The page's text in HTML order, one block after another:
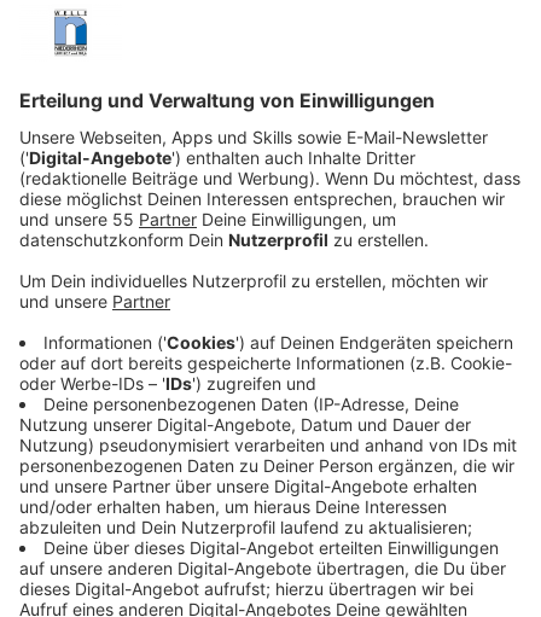
Flippern, was das Zeug hält. So manch einer kommt bei
auch sehr gut auf alten Windows-PC-Versionen
gespielt werden konnte, ins Schwärmen. Und der ein
oder andere lebt dieses Spiel - das eigentlich gar nicht
Flipper, sondern Pinball heißt - immer noch.
Beispielsweise Heiko Hagedorn, der mit vier weiteren
Anzeige
Offene Deutsche Meisterschaft in Gronau
Anzeige
Es ist nicht nur ein Hobby, das Hagedorn und seine
Kollegen lieben. Das Flippern oder Pinballen ist mehr
für sie, denn sie veranstalten vom11. bis 14. Aprildie
German Pinball Convention in der NRW-Stadt Gronau.